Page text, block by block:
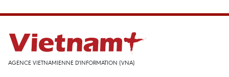
AGENCE VIETNAMIENNE D'INFORMATION (VNA)